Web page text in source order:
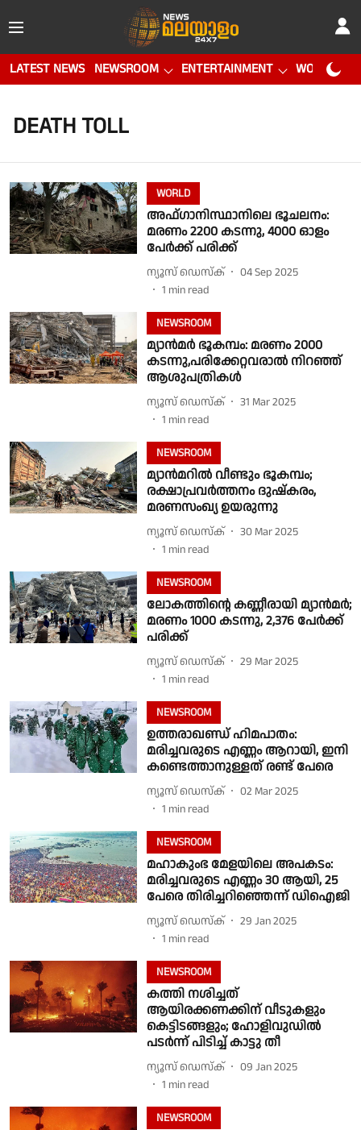
LATEST NEWS NEWSROOM ENTERTAINMENT WORLD CUP
DEATH TOLL
WORLD
അഫ്ഗാനിസ്ഥാനിലെ ഭൂചലനം:
മരണം 2200 കടന്നു, 4000 ഓളം
പേർക്ക് പരിക്ക്
ന്യൂസ് ഡെസ്ക്
04 Sep 2025
1 min read
NEWSROOM
മ്യാൻമർ ഭൂകമ്പം: മരണം 2000
കടന്നു,പരിക്കേറ്റവരാൽ നിറഞ്ഞ്
ആശുപത്രികൾ
ന്യൂസ് ഡെസ്ക്
31 Mar 2025
1 min read
NEWSROOM
മ്യാൻമറിൽ വീണ്ടും ഭൂകമ്പം;
രക്ഷാപ്രവർത്തനം ദുഷ്‌കരം,
മരണസംഖ്യ ഉയരുന്നു
ന്യൂസ് ഡെസ്ക്
30 Mar 2025
1 min read
NEWSROOM
ലോകത്തിൻ്റെ കണ്ണീരായി മ്യാൻമർ;
മരണം 1000 കടന്നു, 2,376 പേർക്ക്
പരിക്ക്
ന്യൂസ് ഡെസ്ക്
29 Mar 2025
1 min read
NEWSROOM
ഉത്തരാഖണ്ഡ് ഹിമപാതം:
മരിച്ചവരുടെ എണ്ണം ആറായി, ഇനി
കണ്ടെത്താനുള്ളത് രണ്ട് പേരെ
ന്യൂസ് ഡെസ്ക്
02 Mar 2025
1 min read
NEWSROOM
മഹാകുംഭ മേളയിലെ അപകടം:
മരിച്ചവരുടെ എണ്ണം 30 ആയി, 25
പേരെ തിരിച്ചറിഞ്ഞെന്ന് ഡിഐജി
ന്യൂസ് ഡെസ്ക്
29 Jan 2025
1 min read
NEWSROOM
കത്തി നശിച്ചത്
ആയിരക്കണക്കിന് വീടുകളും
കെട്ടിടങ്ങളും; ഹോളിവുഡിൽ
പടർന്ന് പിടിച്ച് കാട്ടു തീ
ന്യൂസ് ഡെസ്ക്
09 Jan 2025
1 min read
NEWSROOM